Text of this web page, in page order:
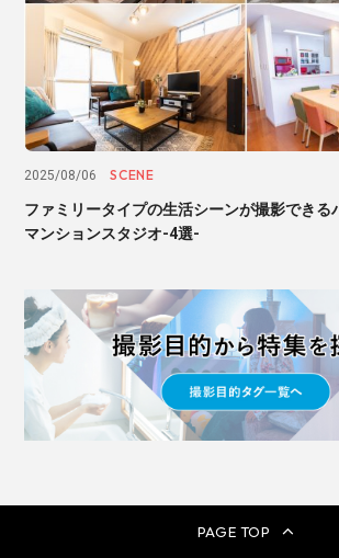
2025/08/06 SCENE
ファミリータイプの生活シーンが撮影できる
マンションスタジオ-4選-
PAGE TOP